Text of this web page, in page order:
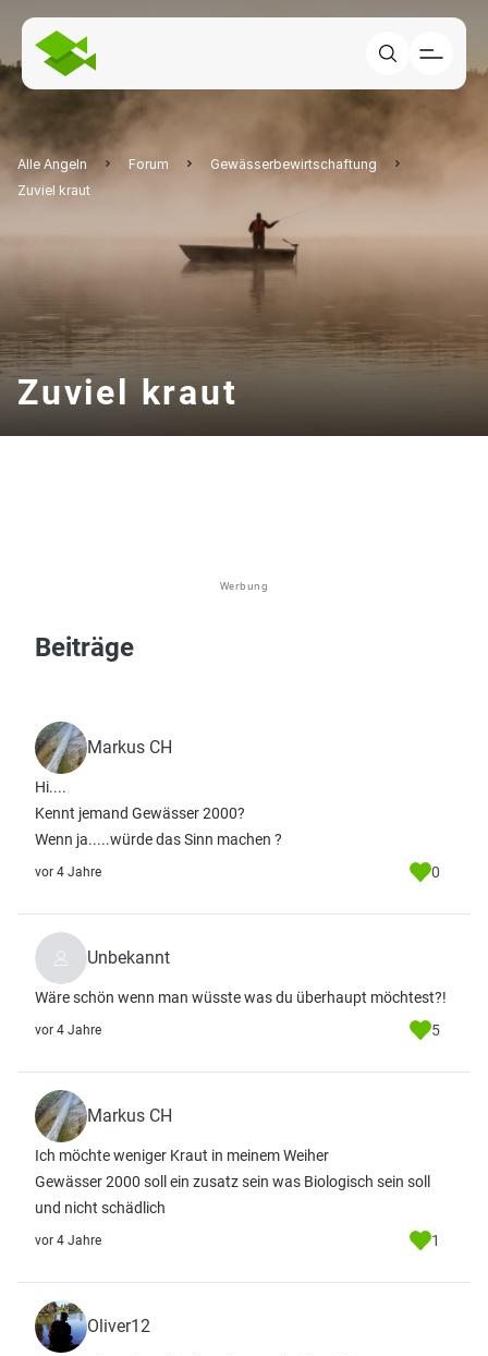
Alle Angeln Forum
Gewässerbewirtschaftung
Zuviel kraut
Zuviel kraut
Werbung
Beiträge
Markus CH
Hi....
Kennt jemand Gewässer 2000?
Wenn ja.....würde das Sinn machen ?
vor 4 Jahre 0
Unbekannt
Wäre schön wenn man wüsste was du überhaupt möchtest?!
vor 4 Jahre 5
Markus CH
Ich möchte weniger Kraut in meinem Weiher
Gewässer 2000 soll ein zusatz sein was Biologisch sein soll
und nicht schädlich
vor 4 Jahre 1
Oliver12